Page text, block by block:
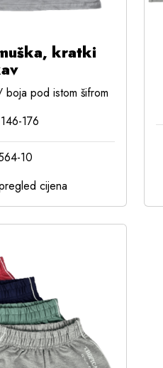
kratki
pod istom šifrom
176
10
cijena